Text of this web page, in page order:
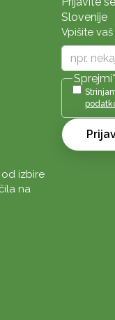
izbire
na
Slovenije
Vpišite
Sprejmi*